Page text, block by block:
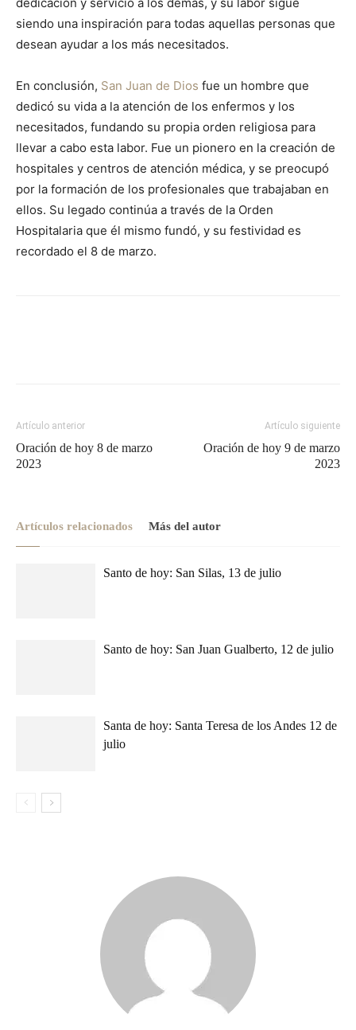
siendo una inspiración para todas aquellas personas que
desean ayudar a los más necesitados.
En conclusión, San Juan de Dios fue un hombre que
dedicó su vida a la atención de los enfermos y los
necesitados, fundando su propia orden religiosa para
llevar a cabo esta labor. Fue un pionero en la creación de
hospitales y centros de atención médica, y se preocupó
por la formación de los profesionales que trabajaban en
ellos. Su legado continúa a través de la Orden
Hospitalaria que él mismo fundó, y su festividad es
recordado el 8 de marzo.
Artículo anterior
Oración de hoy 8 de marzo
2023
Artículo siguiente
Oración de hoy 9 de marzo
2023
Artículos relacionados Más del autor
Santo de hoy: San Silas, 13 de julio
Santo de hoy: San Juan Gualberto, 12 de julio
Santa de hoy: Santa Teresa de los Andes 12 de
julio